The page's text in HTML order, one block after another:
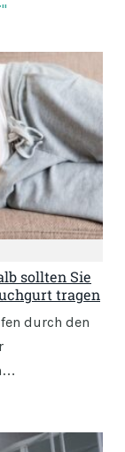
"
sollten Sie
tragen
durch den